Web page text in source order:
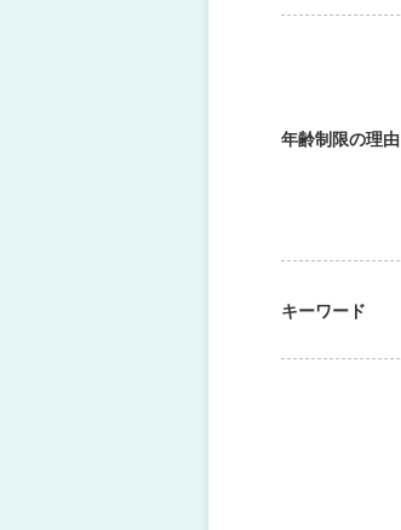
年齢制限の理由
キーワード